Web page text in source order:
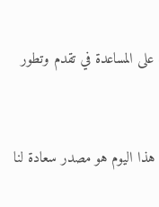
المساعدة في تقدم وتطور
اليوم هو مصدر سعادة لنا